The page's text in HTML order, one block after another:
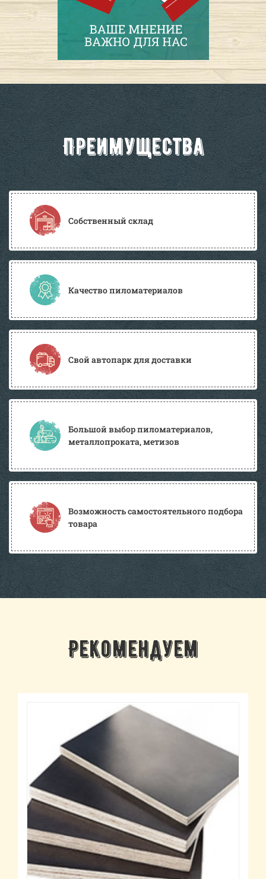
Преимущества
Собственный склад
Качество пиломатериалов
Свой автопарк для доставки
Большой выбор пиломатериалов,
металлопроката, метизов
Возможность самостоятельного подбора
товара
Рекомендуем